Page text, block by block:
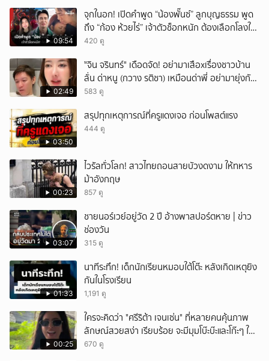
09:54
จุกในอก! เปิดคำพูด “น้องพั๊นซ์” ลูกบุญธรรม พูด
ถึง “ก้อง ห้วยไร่” เจ้าตัวช็อกหนัก ต้องเลือกโลงให้
ลูก!
420 ดู
02:49
ั่"จิน จรินทร์" เดือดจัด! อย่ามาเสือxเรื่องชาวบ้าน
ลั่น ด่าหนู (กวาง รติชา) เหมือนด่าพี่ อย่ามายุ่งกับ
คนของผม จบ!!!
583 ดู
03:50
สรุปทุกเหตุการณ์ที่ครูแดงเจอ ก่อนโพสต์แรง
444 ดู
00:23
ไวรัลทั่วโลก! สาวไทยถอนสายบัวงดงาม ให้ทหาร
ม้าอังกฤษ
857 ดู
03:07
ชายนอร์เวย์อยู่วัด 2 ปี อ้างพาสปอร์ตหาย | ข่าว
ช่องวัน
315 ดู
01:33
นาทีระทึก! เด็กนักเรียนหมอบใต้โต๊ะ หลังเกิดเหตุยิง
กันในโรงเรียน
1,191 ดู
00:25
ใครจะคิดว่า "ศรีริต้า เจนเซ่น" ที่หลายคนคุ้นภาพ
ลักษณ์สวยสง่า เรียบร้อย จะมีมุมโบ๊ะบ๊ะและโก๊ะๆ ให้
ได้อมยิ้มเหมือนกัน งานนี้ทำเอาแฟนๆ ทั้งเอ็นดูทั้ง
670 ดู